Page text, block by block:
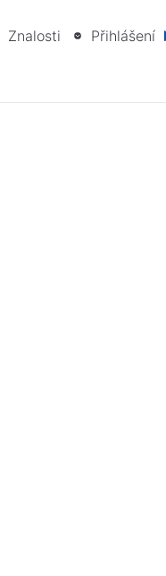
Znalosti Přihlášení